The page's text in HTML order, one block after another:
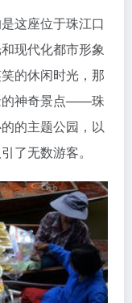
这座位于珠江口
现代化都市形象
的休闲时光，那
的神奇景点——珠
的主题公园，以
了无数游客。